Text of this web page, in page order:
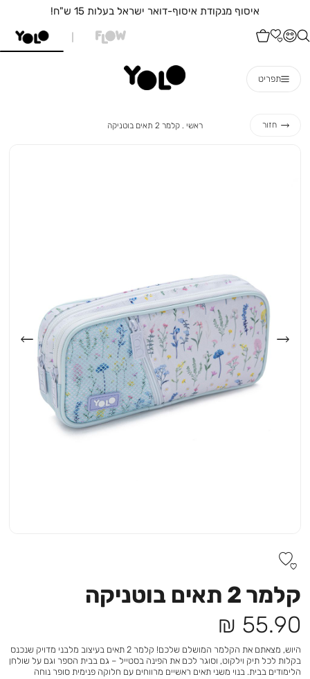
איסוף מנקודת איסוף-דואר ישראל בעלות 15 ש"ח!
תפריט
חזור ראשי ראשי
קלמר 2 תאים בוטניקה
קלמר 2 תאים בוטניקה
מחיר
מוצר
55.90 ₪
היוש, מצאתם את הקלמר המושלם שלכם! קלמר 2 תאים בעיצוב מלבני מדויק שנכנס
בקלות לכל תיק וילקוט, וסוגר לכם את הפינה בסטייל – גם בבית הספר וגם על שולחן
הלימודים בבית. בנוי משני תאים ראשיים מרווחים עם חלוקה פנימית סופר נוחה